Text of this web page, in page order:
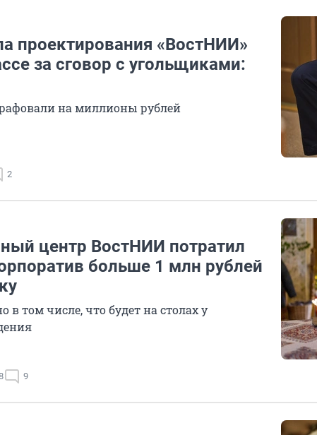
проектирования «ВостНИИ»
за сговор с угольщиками:
на миллионы рублей
2
центр ВостНИИ потратил
больше 1 млн рублей
в том числе, что будет на столах у
9